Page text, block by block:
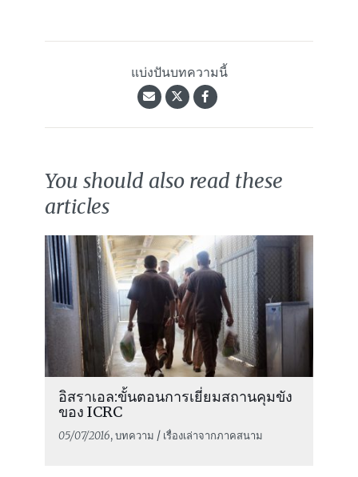
แบ่งปันบทความนี้
You should also read these
articles
อิสราเอล:ขั้นตอนการเยี่ยมสถานคุมขัง
ของ ICRC
05/07/2016, บทความ / เรื่องเล่าจากภาคสนาม